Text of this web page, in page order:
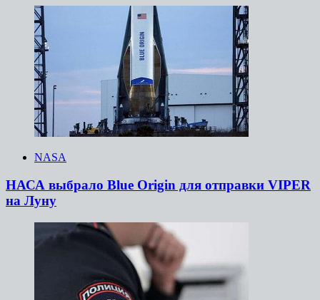
NASA
НАСА выбрало Blue Origin для отправки VIPER
на Луну